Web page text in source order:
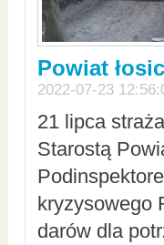
Powiat
2022-07-23
21 lipca
Starostą
kryzysowego
darów dla